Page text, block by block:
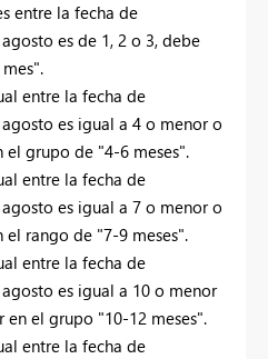
entre la fecha de
es de 1, 2 o 3, debe
entre la fecha de
es igual a 4 o menor o
el grupo de "4-6 meses".
entre la fecha de
es igual a 7 o menor o
el rango de "7-9 meses".
entre la fecha de
es igual a 10 o menor
en el grupo "10-12 meses".
entre la fecha de